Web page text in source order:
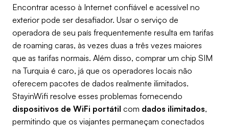
Encontrar acesso à Internet confiável e acessível no
exterior pode ser desafiador. Usar o serviço de
operadora de seu país frequentemente resulta em tarifas
de roaming caras, às vezes duas a três vezes maiores
que as tarifas normais. Além disso, comprar um chip SIM
na Turquia é caro, já que os operadores locais não
oferecem pacotes de dados realmente ilimitados.
StayinWifi resolve esses problemas fornecendo
dispositivos de WiFi portátil com dados ilimitados,
permitindo que os viajantes permaneçam conectados